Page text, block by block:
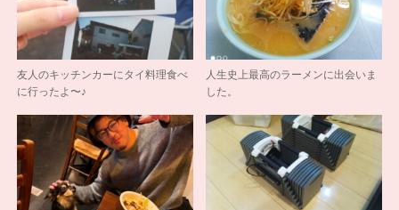
友人のキッチンカーにタイ料理食べ
に行ったよ〜♪
人生史上最高のラーメンに出会いま
した。